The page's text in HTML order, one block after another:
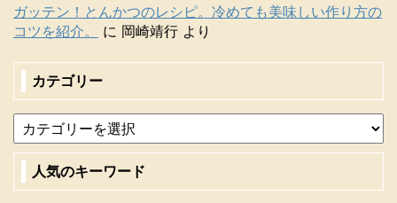
ガッテン！とんかつのレシピ。冷めても美味しい作り方の
コツを紹介。
に 岡崎靖行 より
カテゴリー
人気のキーワード